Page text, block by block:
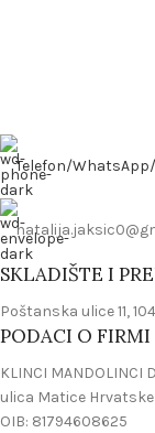
Telefon/WhatsApp/
SKLADIŠTE I
Poštanska ulice 11,
PODACI O FIRMI
KLINCI MANDOLINCI
ulica Matice Hrvatske
OIB: 81794608625